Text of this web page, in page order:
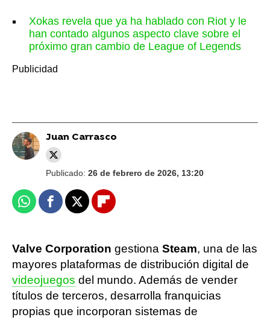
Xokas revela que ya ha hablado con Riot y le
han contado algunos aspecto clave sobre el
próximo gran cambio de League of Legends
Juan Carrasco
Publicado: 26 de febrero de 2026, 13:20
WhatsappFacebook
X Flipboard
Valve Corporation gestiona Steam, una de las
mayores plataformas de distribución digital de
videojuegos del mundo. Además de vender
títulos de terceros, desarrolla franquicias
propias que incorporan sistemas de